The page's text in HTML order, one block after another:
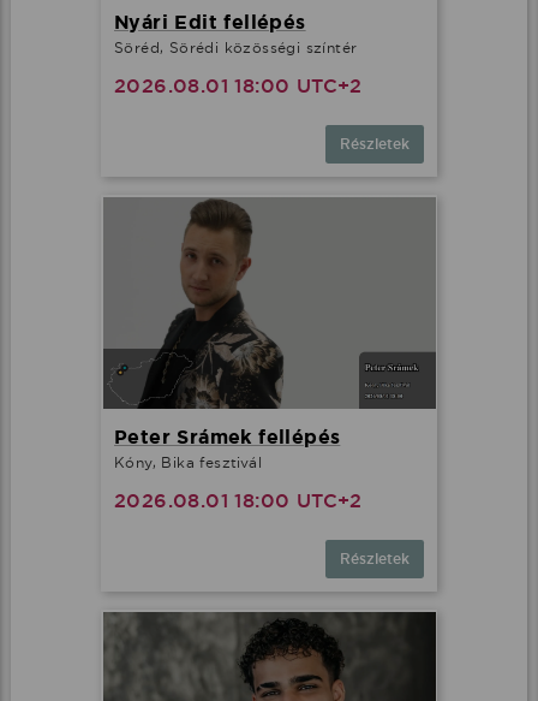
Nyári Edit fellépés
Söréd, Sörédi közösségi színtér
2026.08.01 18:00 UTC+2
Részletek
Peter Srámek fellépés
Kóny, Bika fesztivál
2026.08.01 18:00 UTC+2
Részletek